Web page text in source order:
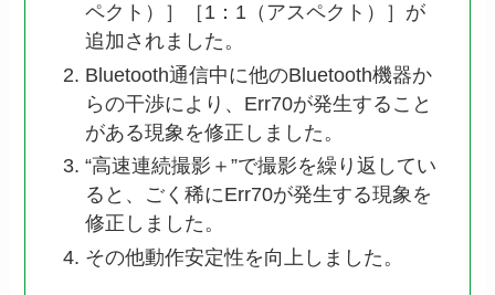
ペクト）］［1：1（アスペクト）］が
追加されました。
Bluetooth通信中に他のBluetooth機器か
らの干渉により、Err70が発生すること
がある現象を修正しました。
“高速連続撮影＋”で撮影を繰り返してい
ると、ごく稀にErr70が発生する現象を
修正しました。
その他動作安定性を向上しました。